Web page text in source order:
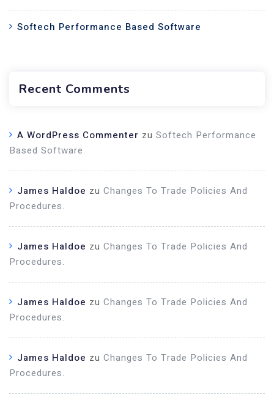
Softech Performance Based Software
Recent Comments
A WordPress Commenter zu Softech Performance
Based Software
James Haldoe zu Changes To Trade Policies And
Procedures.
James Haldoe zu Changes To Trade Policies And
Procedures.
James Haldoe zu Changes To Trade Policies And
Procedures.
James Haldoe zu Changes To Trade Policies And
Procedures.